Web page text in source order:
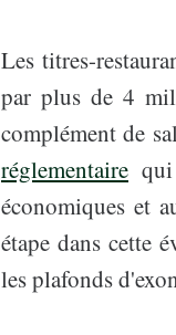
Les titres-
par plus de 4
complément de
réglementaire
économiques et
étape dans cette
les plafonds